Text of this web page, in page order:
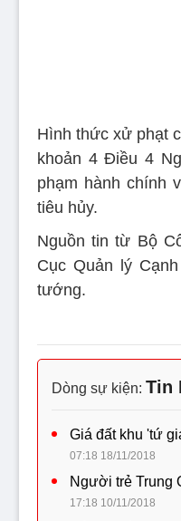
Hình thức xử phạt
khoản 4 Điều 4
phạm hành chính
tiêu hủy.
Nguồn tin từ Bộ
Cục Quản lý
tướng.
Dòng sự kiện: Tin
Giá đất khu 'tứ
07:18 18/11/2018
Người trẻ Trung
17:18 10/11/2018